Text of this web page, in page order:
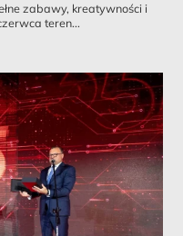
zabawy, kreatywności i
teren...